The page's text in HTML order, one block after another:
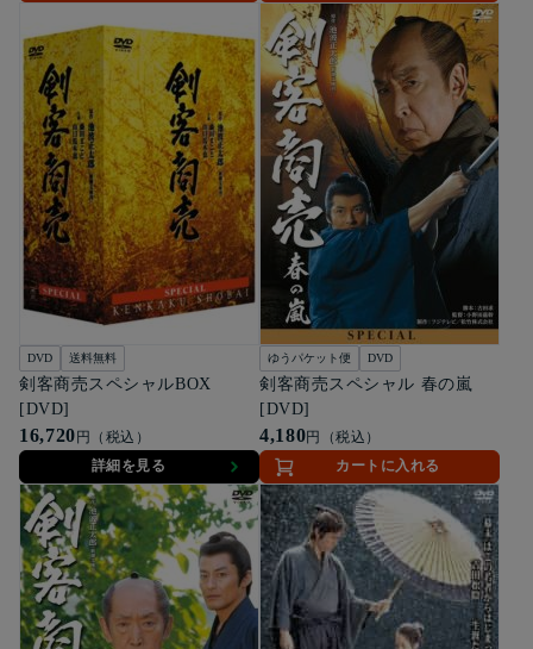
DVD 送料無料
剣客商売スペシャルBOX
[DVD]
16,720円（税込）
詳細を見る
ゆうパケット便 DVD
剣客商売スペシャル 春の嵐
[DVD]
4,180円（税込）
カートに入れる